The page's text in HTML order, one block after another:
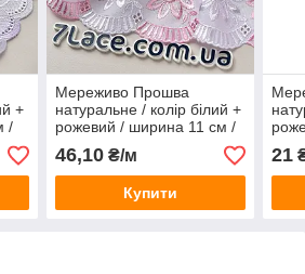
+
/
Мереживо Прошва
натуральне / колір білий +
рожевий / ширина 11 см /
замовлення від 1 метра
46,10₴/м
Купити
21